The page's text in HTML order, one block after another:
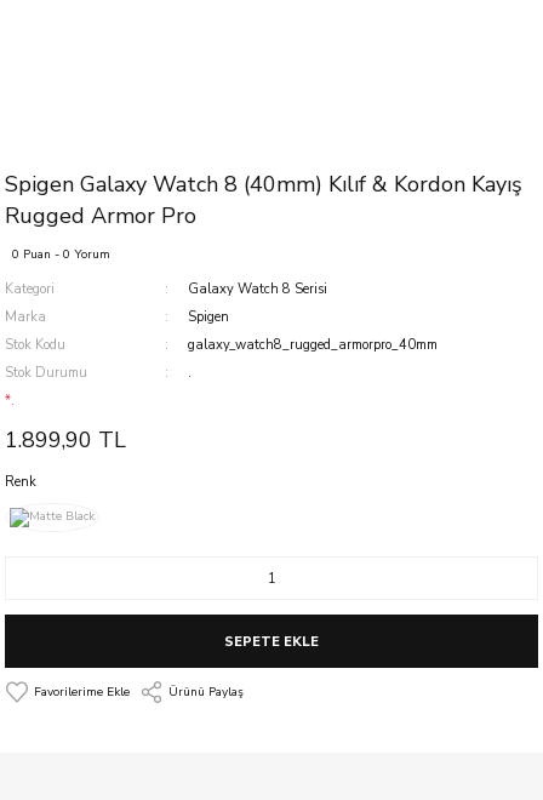
Spigen Galaxy Watch 8 (40mm) Kılıf & Kordon Kayış
Rugged Armor Pro
0 Puan - 0 Yorum
Kategori
Galaxy Watch 8 Serisi
Marka
Spigen
Stok Kodu
galaxy_watch8_rugged_armorpro_40mm
Stok Durumu
.
*.
1.899,90 TL
Renk
SEPETE EKLE
Ürünü Paylaş